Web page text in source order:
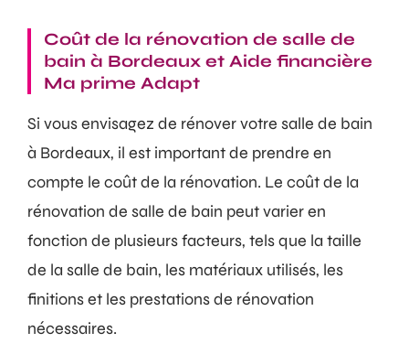
Coût de la rénovation de salle de
bain à Bordeaux et Aide financière
Ma prime Adapt
Si vous envisagez de rénover votre salle de bain
à Bordeaux, il est important de prendre en
compte le coût de la rénovation. Le coût de la
rénovation de salle de bain peut varier en
fonction de plusieurs facteurs, tels que la taille
de la salle de bain, les matériaux utilisés, les
finitions et les prestations de rénovation
nécessaires.